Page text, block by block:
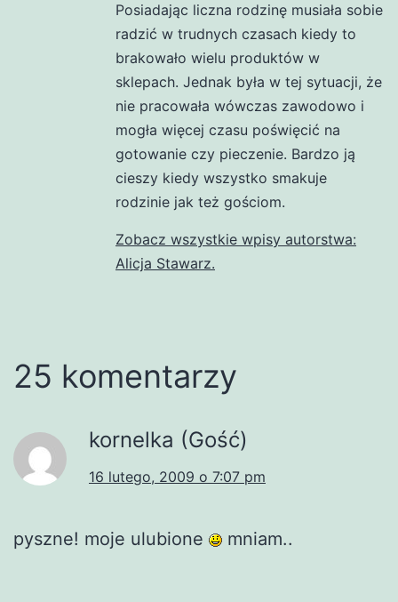
Posiadając liczna rodzinę musiała sobie
radzić w trudnych czasach kiedy to
brakowało wielu produktów w
sklepach. Jednak była w tej sytuacji, że
nie pracowała wówczas zawodowo i
mogła więcej czasu poświęcić na
gotowanie czy pieczenie. Bardzo ją
cieszy kiedy wszystko smakuje
rodzinie jak też gościom.
Zobacz wszystkie wpisy autorstwa:
Alicja Stawarz.
25 komentarzy
kornelka (Gość)
16 lutego, 2009 o 7:07 pm
pyszne! moje ulubione mniam..